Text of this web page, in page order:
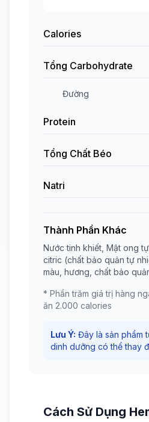
Calories
Tổng Carbohydrate
Đường
Protein
Tổng Chất Béo
Natri
Thành Phần Khác
Nước tinh khiết, Mật ong
citric (chất bảo quản tự
màu, hương, chất bảo
* Phần trăm giá trị hàng
ăn 2.000 calories
Lưu Ý: Đây là sản phẩm
dinh dưỡng có thể thay
Cách Sử Dụng